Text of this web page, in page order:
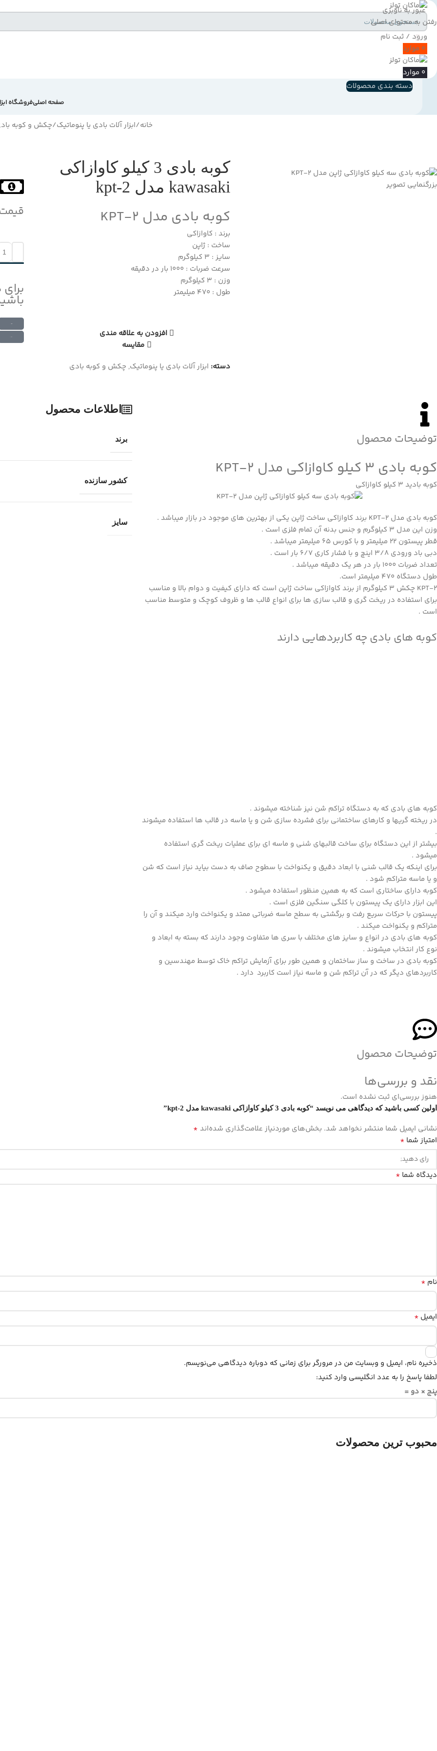
عبور به ناوبری
رفتن به محتوای اصلی
ورود / ثبت نام
0 موارد
0 موارد
دسته بندی محصولات
صفحه اصلیفروشگاه
خانه ابزار آلات بادی یا پنوماتیک چکش و کوبه
بزرگنمایی تصویر
کوبه بادی 3 کیلو کاوازاکی
kawasaki مدل kpt-2
کوبه بادی مدل KPT-2
برند : کاوازاکی
ساخت : ژاپن
سایز : 3 کیلوگرم
سرعت ضربات : 1000 بار در دقیقه
وزن : 3 کیلوگرم
طول : 470 میلیمتر
افزودن به علاقه مندی
مقایسه
دسته: ابزار آلات بادی یا پنوماتیک, چکش و کوبه بادی
توضیحات محصول
کوبه بادی 3 کیلو کاوازاکی مدل KPT-2
کوبه بادید 3 کیلو کاوازاکی
کوبه بادی مدل KPT-2 برند کاوازاکی ساخت ژاپن یکی از بهترین های موجود در بازار میباشد .
وزن این مدل 3 کیلوگرم و جنس بدنه آن تمام فلزی است .
قطر پیستون 22 میلیمتر و با کورس 65 میلیمتر میباشد .
دبی باد ورودی 3/8 اینچ و با فشار کاری 6/7 بار است .
تعداد ضربات 1000 بار در هر یک دقیقه میباشد .
طول دستگاه 470 میلیمتر است.
KPT-2 چکش 3 کیلوگرم از برند
کاوازاکی ساخت ژاپن است که دارای کیفیت و دوام بالا و مناسب
برای استفاده در ریخت گری و قالب سازی ها برای انواع قالب ها و ظروف کوچک و متوسط مناسب
است .
کوبه های بادی چه کاربردهایی دارند
کوبه های بادی که به دستگاه تراکم شن نیز شناخته میشوند .
در ریخته گریها و کارهای ساختمانی برای فشرده سازی شن و یا ماسه در قالب ها استفاده میشوند
.
بیشتر از این دستگاه برای ساخت قالبهای شنی و ماسه ای برای عملیات ریخت گری استفاده
میشود .
برای اینکه یک قالب شنی با ابعاد دقیق و یکنواخت با سطوح صاف به دست بیاید نیاز است که شن
و یا ماسه متراکم شود .
کوبه دارای ساختاری است که به همین منظور استفاده میشود .
این ابزار دارای یک پیستون با کلگی سنگین فلزی است .
پیستون با حرکات سریع رفت و برگشتی به سطح ماسه ضرباتی ممتد و یکنواخت وارد میکند و آن را
متراکم و یکنواخت میکند .
کوبه های بادی در انواع و سایز های مختلف با سری ها متفاوت وجود دارند که بسته به ابعاد و
نوع کار انتخاب میشوند .
کوبه بادی در ساخت و ساز ساختمان و همین طور برای آزمایش تراکم خاک توسط مهندسین و
کاربردهای دیگر که در آن تراکم شن و ماسه نیاز است کاربرد دارد .
اطلاعات محصول
برند
کشور سازنده
سایز
توضیحات محصول
نقد و بررسی‌ها
هنوز بررسی‌ای ثبت نشده است.
اولین کسی باشید که دیدگاهی می نویسد “کوبه بادی 3 کیلو کاوازاکی kawasaki مدل kpt-2”
نشانی ایمیل شما منتشر نخواهد شد. بخش‌های موردنیاز علامت‌گذاری شده‌اند *
امتیاز شما *
دیدگاه شما *
نام *
ایمیل *
ذخیره نام، ایمیل و وبسایت من در مرورگر برای زمانی که دوباره دیدگاهی می‌نویسم.
لطفا پاسخ را به عدد انگلیسی وارد کنید:
پنج × دو =
محبوب ترین محصولات